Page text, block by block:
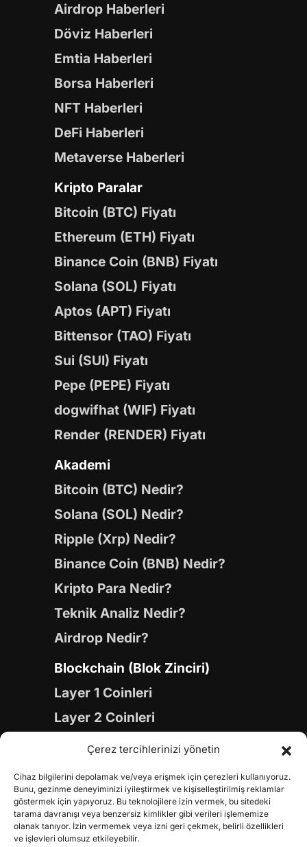
Çerez tercihlerinizi yönetin
Cihaz bilgilerini depolamak ve/veya erişmek için çerezleri kullanıyoruz.
Bunu, gezinme deneyiminizi iyileştirmek ve kişiselleştirilmiş reklamlar
göstermek için yapıyoruz. Bu teknolojilere izin vermek, bu sitedeki
tarama davranışı veya benzersiz kimlikler gibi verileri işlememize
olanak tanıyor. İzin vermemek veya izni geri çekmek, belirli özellikleri
ve işlevleri olumsuz etkileyebilir.
Airdrop Haberleri
Döviz Haberleri
Emtia Haberleri
Borsa Haberleri
NFT Haberleri
DeFi Haberleri
Metaverse Haberleri
Kripto Paralar
Bitcoin (BTC) Fiyatı
Ethereum (ETH) Fiyatı
Binance Coin (BNB) Fiyatı
Solana (SOL) Fiyatı
Aptos (APT) Fiyatı
Bittensor (TAO) Fiyatı
Sui (SUI) Fiyatı
Pepe (PEPE) Fiyatı
dogwifhat (WIF) Fiyatı
Render (RENDER) Fiyatı
Akademi
Bitcoin (BTC) Nedir?
Solana (SOL) Nedir?
Ripple (Xrp) Nedir?
Binance Coin (BNB) Nedir?
Kripto Para Nedir?
Teknik Analiz Nedir?
Airdrop Nedir?
Blockchain (Blok Zinciri)
Layer 1 Coinleri
Layer 2 Coinleri
Yapay Zeka (AI) Coinleri
Gaming Coinleri
RWA Coinleri
DeFi Coinleri